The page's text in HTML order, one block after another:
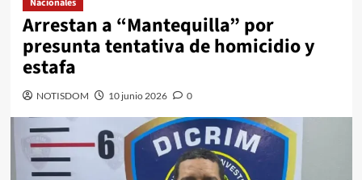
Nacionales
Arrestan a “Mantequilla” por
presunta tentativa de homicidio y
estafa
NOTISDOM 10 junio 2026 0